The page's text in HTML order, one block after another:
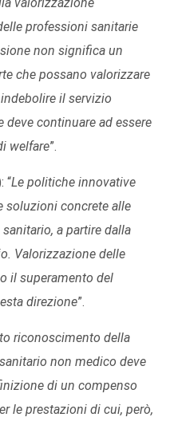
professioni sanitarie
non significa un
che possano valorizzare
il servizio
deve continuare ad essere
welfare”.
“Le politiche innovative
soluzioni concrete alle
a partire dalla
Valorizzazione delle
il superamento del
direzione”.
riconoscimento della
non medico deve
di un compenso
le prestazioni di cui, però,